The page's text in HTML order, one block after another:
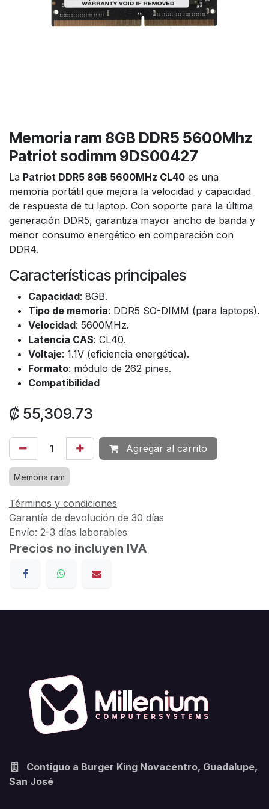
Memoria ram 8GB DDR5 5600Mhz
Patriot sodimm 9DS00427
La Patriot DDR5 8GB 5600MHz CL40 es una
memoria portátil que mejora la velocidad y capacidad
de respuesta de tu laptop. Con soporte para la última
generación DDR5, garantiza mayor ancho de banda y
menor consumo energético en comparación con
DDR4.
Características principales
Capacidad: 8GB.
Tipo de memoria: DDR5 SO-DIMM (para laptops).
Velocidad: 5600MHz.
Latencia CAS: CL40.
Voltaje: 1.1V (eficiencia energética).
Formato: módulo de 262 pines.
Compatibilidad
₡ 55,309.73
Agregar al carrito
Memoria ram
Términos y condiciones
Garantía de devolución de 30 días
Envío: 2-3 días laborables
Precios no incluyen IVA
Contiguo a Burger King Novacentro, Guadalupe,
San José